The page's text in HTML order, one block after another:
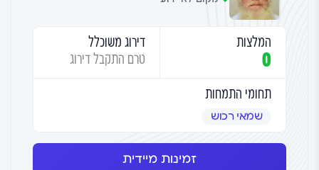
המלצות
0
דירוג משוכלל
טרם התקבל דירוג
תחומי התמחות
שמאי רכוש
זמינות מיידית